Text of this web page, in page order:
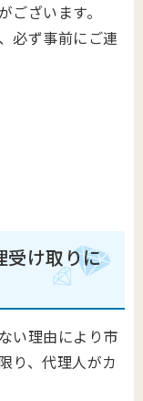
ざいます。
必ず事前にご連
受け取りに
い理由により市
り、代理人がカ